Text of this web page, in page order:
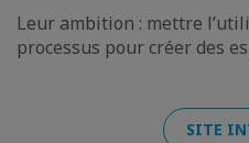
Leur ambition : mettre
processus pour créer des
SITE